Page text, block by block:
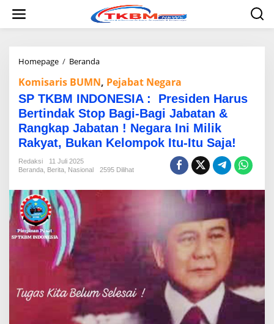
w
Homepage / Beranda
T
K
B
M
I
N
D
N
S
A
i
d
e
Komisaris BUMN, Pejabat Negara
SP TKBM INDONESIA : Presiden Harus
Bertindak Stop Bagi-Bagi Jabatan &
Rangkap Jabatan ! Negara Ini Milik
Rakyat, Bukan Kelompok Itu-Itu Saja!
Redaksi
11 Juli 2025
Beranda Berita Nasional 2595 Dilihat